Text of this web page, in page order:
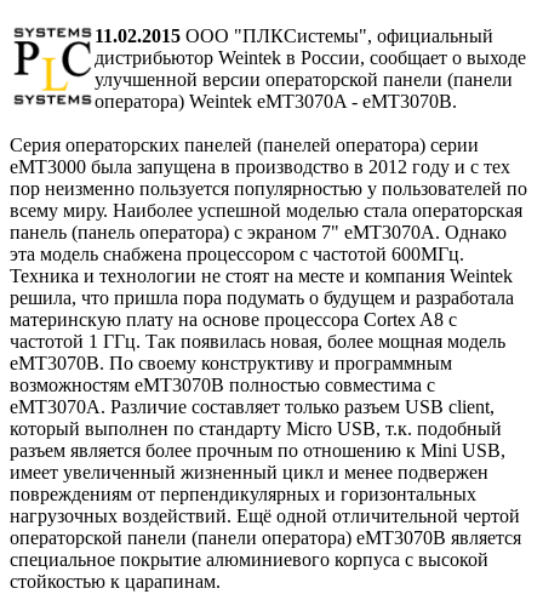
11.02.2015 ООО "ПЛКСистемы", официальный
дистрибьютор Weintek в России, сообщает о выходе
улучшенной версии операторской панели (панели
оператора) Weintek eMT3070A - eMT3070B.
Серия операторских панелей (панелей оператора) серии
eMT3000 была запущена в производство в 2012 году и с тех
пор неизменно пользуется популярностью у пользователей по
всему миру. Наиболее успешной моделью стала операторская
панель (панель оператора) с экраном 7" eMT3070A. Однако
эта модель снабжена процессором с частотой 600МГц.
Техника и технологии не стоят на месте и компания Weintek
решила, что пришла пора подумать о будущем и разработала
материнскую плату на основе процессора Cortex A8 с
частотой 1 ГГц. Так появилась новая, более мощная модель
eMT3070B. По своему конструктиву и программным
возможностям eMT3070B полностью совместима с
eMT3070A. Различие составляет только разъем USB client,
который выполнен по стандарту Micro USB, т.к. подобный
разъем является более прочным по отношению к Mini USB,
имеет увеличенный жизненный цикл и менее подвержен
повреждениям от перпендикулярных и горизонтальных
нагрузочных воздействий. Ещё одной отличительной чертой
операторской панели (панели оператора) eMT3070B является
специальное покрытие алюминиевого корпуса с высокой
стойкостью к царапинам.